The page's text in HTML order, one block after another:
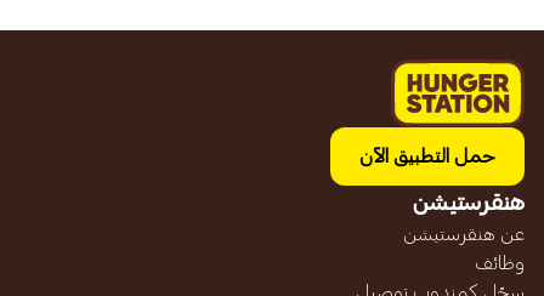
حمل التطبيق الآن
هنقرستيشن
عن هنقرستيشن
وظائف